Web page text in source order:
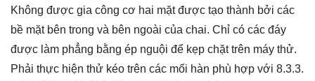
Không được gia công cơ hai mặt được tạo thành bởi các
bề mặt bên trong và bên ngoài của chai. Chỉ có các đáy
được làm phẳng bằng ép nguội để kẹp chặt trên máy thử.
Phải thực hiện thử kéo trên các mối hàn phù hợp với 8.3.3.